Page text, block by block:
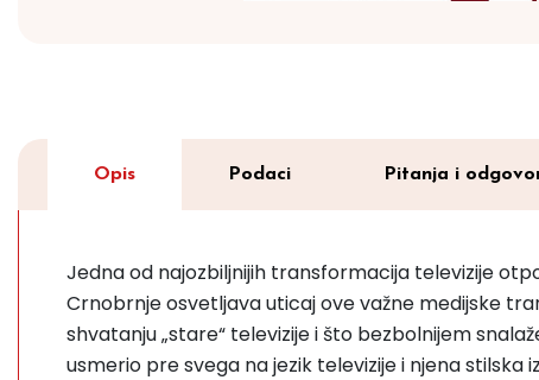
Opis Podaci Pitanja i
Jedna od najozbiljnijih transformacija televizije
Crnobrnje osvetljava uticaj ove važne medijske
shvatanju „stare“ televizije i što bezbolnijem
usmerio pre svega na jezik televizije i njena